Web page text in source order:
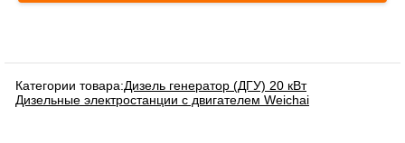
Категории товара:Дизель генератор (ДГУ) 20 кВт
Дизельные электростанции с двигателем Weichai